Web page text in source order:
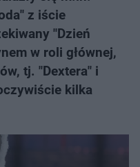
z iście
"Dzień
w roli głównej,
tj. "Dextera" i
kilka